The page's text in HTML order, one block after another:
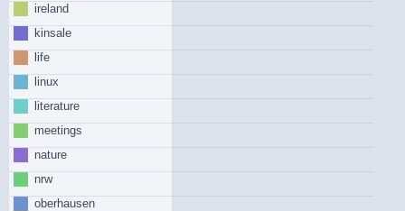
ireland
kinsale
life
linux
literature
meetings
nature
nrw
oberhausen